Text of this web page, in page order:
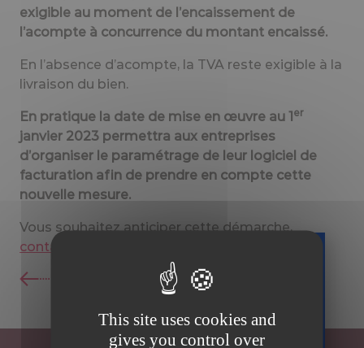
exigible au moment de l’encaissement de
l’acompte à concurrence du montant encaissé.
En l’absence d’acompte, la TVA reste exigible à la
livraison du bien.
En pratique la date de mise en œuvre au 1 er
janvier 2023 permettra aux entreprises
d’organiser le paramétrage de leur logiciel de
facturation afin de prendre en compte cette
nouvelle mesure.
Vous souhaitez anticiper cette démarche,
contactez nos experts FITECO
This site uses cookies and
gives you control over
Téléchargez
votre guide